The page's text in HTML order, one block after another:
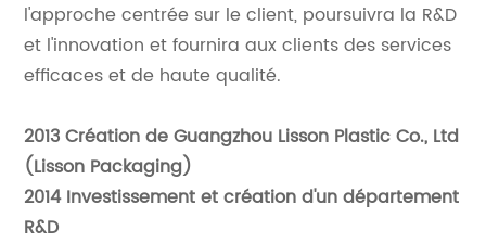
l'approche centrée sur le client, poursuivra la R&D
et l'innovation et fournira aux clients des services
efficaces et de haute qualité.
2013 Création de Guangzhou Lisson Plastic Co., Ltd
(Lisson Packaging)
2014 Investissement et création d'un département
R&D